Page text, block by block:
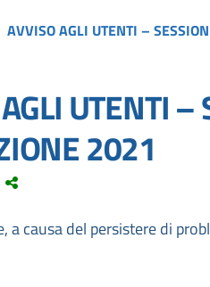
UTENTI –
2021
a causa del persistere di